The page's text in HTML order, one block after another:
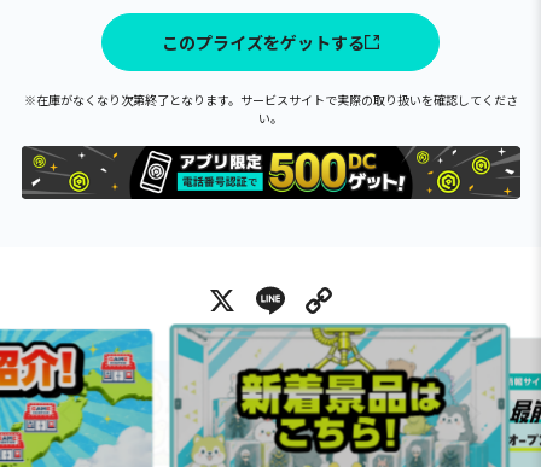
このプライズをゲットする
※在庫がなくなり次第終了となります。サービスサイトで実際の取り扱いを確認してくださ
い。
X Line